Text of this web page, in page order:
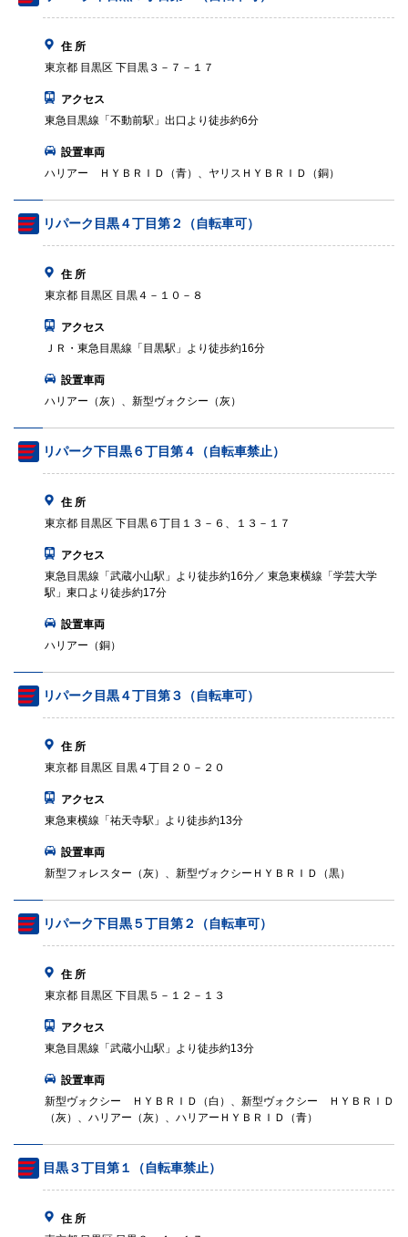
住 所
東京都 目黒区 下目黒３－７－１７
アクセス
東急目黒線「不動前駅」出口より徒歩約6分
設置車両
ハリアー ＨＹＢＲＩＤ（青）、ヤリスＨＹＢＲＩＤ（銅）
リパーク目黒４丁目第２（自転車可）
住 所
東京都 目黒区 目黒４－１０－８
アクセス
ＪＲ・東急目黒線「目黒駅」より徒歩約16分
設置車両
ハリアー（灰）、新型ヴォクシー（灰）
リパーク下目黒６丁目第４（自転車禁止）
住 所
東京都 目黒区 下目黒６丁目１３－６、１３－１７
アクセス
東急目黒線「武蔵小山駅」より徒歩約16分／ 東急東横線「学芸大学
駅」東口より徒歩約17分
設置車両
ハリアー（銅）
リパーク目黒４丁目第３（自転車可）
住 所
東京都 目黒区 目黒４丁目２０－２０
アクセス
東急東横線「祐天寺駅」より徒歩約13分
設置車両
新型フォレスター（灰）、新型ヴォクシーＨＹＢＲＩＤ（黒）
リパーク下目黒５丁目第２（自転車可）
住 所
東京都 目黒区 下目黒５－１２－１３
アクセス
東急目黒線「武蔵小山駅」より徒歩約13分
設置車両
新型ヴォクシー ＨＹＢＲＩＤ（白）、新型ヴォクシー ＨＹＢＲＩＤ
（灰）、ハリアー（灰）、ハリアーＨＹＢＲＩＤ（青）
目黒３丁目第１（自転車禁止）
住 所